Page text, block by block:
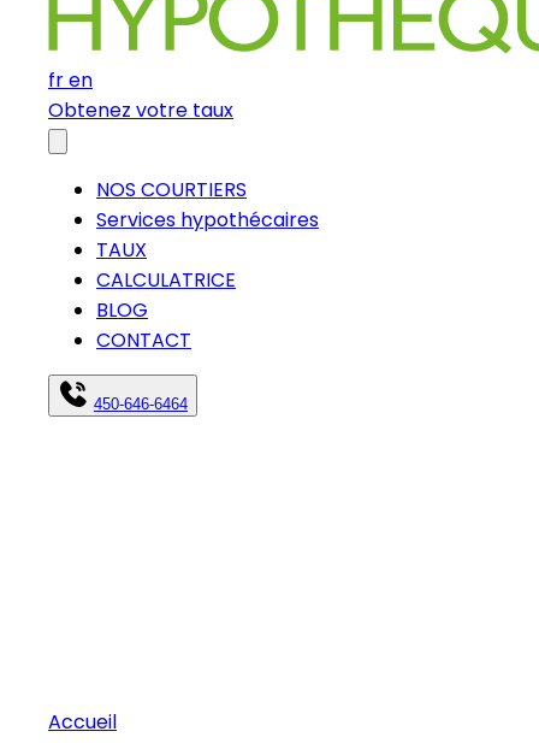
fren
Obtenez votre taux
NOS COURTIERS
Services hypothécaires
TAUX
CALCULATRICE
BLOG
CONTACT
450-646-6464
Accueil